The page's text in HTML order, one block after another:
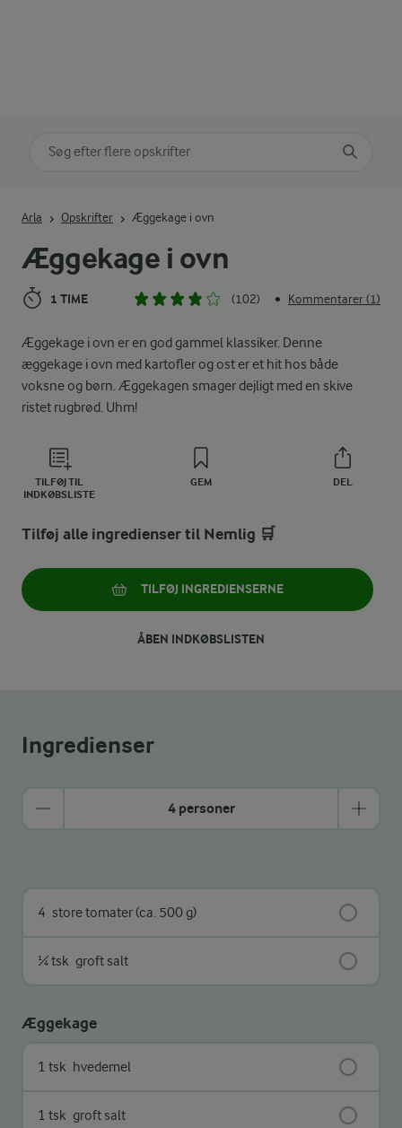
Æggekage i ovn
1 TIME (102) • Kommentarer (1)
Æggekage i ovn er en god gammel klassiker. Denne
æggekage i ovn med kartofler og ost er et hit hos både
voksne og børn. Æggekagen smager dejligt med en skive
ristet rugbrød. Uhm!
TILFØJ TIL
INDKØBSLISTE
GEM DEL
Arla Opskrifter Æggekage i ovn
Tilføj alle ingredienser til Nemlig 🛒
TILFØJ INGREDIENSERNE
ÅBEN INDKØBSLISTEN
Ingredienser
4 personer
4 store tomater (ca. 500 g)
¼ tsk groft salt
Æggekage
1 tsk hvedemel
1 tsk groft salt
Søg på kategori